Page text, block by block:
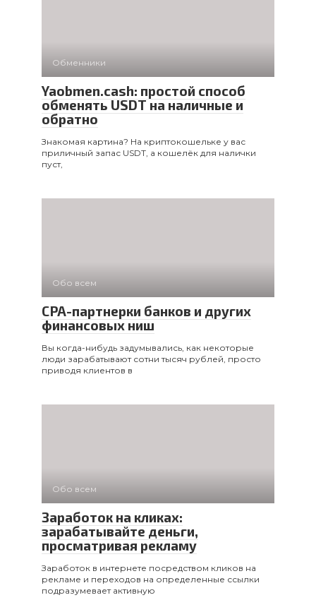
Обменники
Yaobmen.cash: простой способ
обменять USDT на наличные и
обратно
Знакомая картина? На криптокошельке у вас
приличный запас USDT, а кошелёк для налички
пуст,
Обо всем
CPA-партнерки банков и других
финансовых ниш
Вы когда-нибудь задумывались, как некоторые
люди зарабатывают сотни тысяч рублей, просто
приводя клиентов в
Обо всем
Заработок на кликах:
зарабатывайте деньги,
просматривая рекламу
Заработок в интернете посредством кликов на
рекламе и переходов на определенные ссылки
подразумевает активную